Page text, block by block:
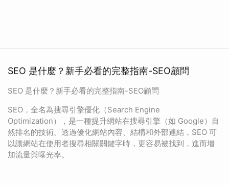
SEO 是什麼？新手必看的完整指南-SEO顧問
SEO 是什麼？新手必看的完整指南-SEO顧問
SEO，全名為搜尋引擎優化（Search Engine
Optimization），是一種提升網站在搜尋引擎（如 Google）自
然排名的技術。透過優化網站內容、結構和外部連結，SEO 可
以讓網站在使用者搜尋相關關鍵字時，更容易被找到，進而增
加流量與曝光率。